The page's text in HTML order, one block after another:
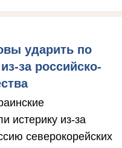
ударить по
за российско-
истерику из-за
северокорейских